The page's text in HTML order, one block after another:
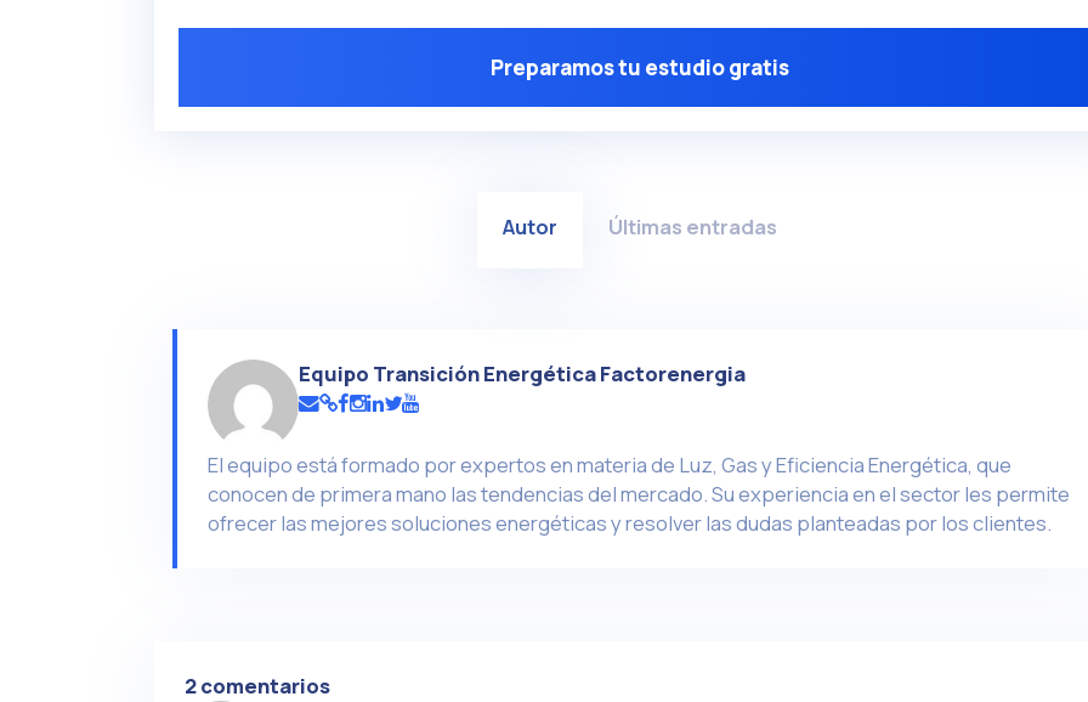
Preparamos tu estudio gratis
Autor Últimas entradas
Equipo Transición Energética Factorenergia
El equipo está formado por expertos en materia de Luz, Gas y Eficiencia Energética, que
conocen de primera mano las tendencias del mercado. Su experiencia en el sector les permite
ofrecer las mejores soluciones energéticas y resolver las dudas planteadas por los clientes.
2 comentarios